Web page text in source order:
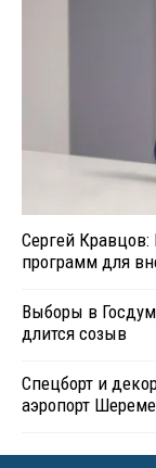
Сергей
программ для
Выборы в
длится созыв
Спецборт и
аэропорт